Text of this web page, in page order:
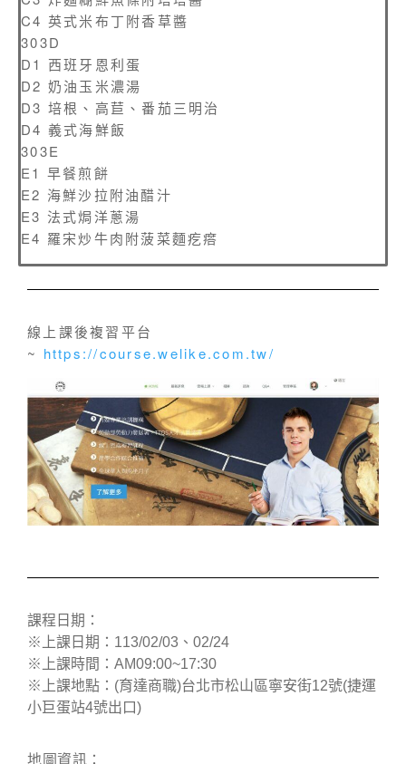
C4 英式米布丁附香草醬
303D
D1 西班牙恩利蛋
D2 奶油玉米濃湯
D3 培根、高苣、番茄三明治
D4 義式海鮮飯
303E
E1 早餐煎餅
E2 海鮮沙拉附油醋汁
E3 法式焗洋蔥湯
E4 羅宋炒牛肉附菠菜麵疙瘩
線上課後複習平台
~ https://course.welike.com.tw/
課程日期：
※上課日期：113/02/03、02/24
※上課時間：AM09:00~17:30
※上課地點：(育達商職)台北市松山區寧安街12號(捷運
小巨蛋站4號出口)
地圖資訊：